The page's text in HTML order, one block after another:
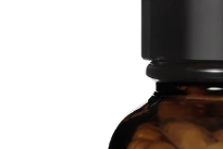
Source de
Excellente
FODMAP